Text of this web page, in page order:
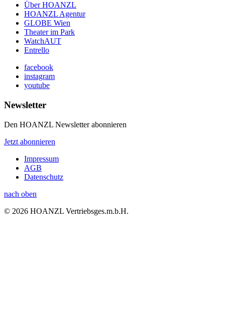
Über HOANZL
HOANZL Agentur
GLOBE Wien
Theater im Park
WatchAUT
Entrello
facebook
instagram
youtube
Newsletter
Den HOANZL Newsletter abonnieren
Jetzt abonnieren
Impressum
AGB
Datenschutz
nach oben
© 2026 HOANZL Vertriebsges.m.b.H.